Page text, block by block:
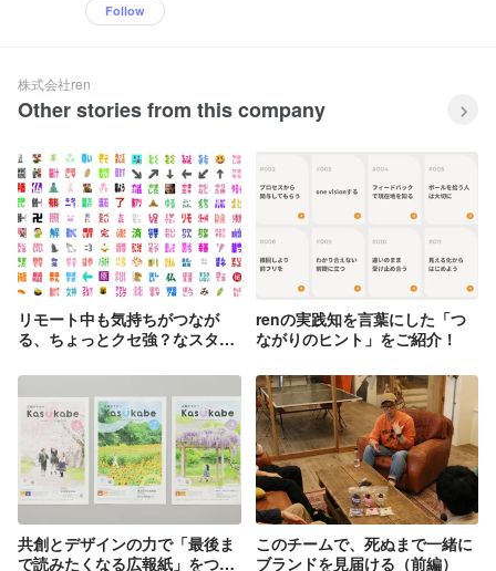
Follow
株式会社ren
Other stories from this company
リモート中も気持ちがつなが
る、ちょっとクセ強？なスタン
renの実践知を言葉にした「つ
ながりのヒント」をご紹介！
共創とデザインの力で「最後ま
で読みたくなる広報紙」をつく
このチームで、死ぬまで一緒に
ブランドを見届ける（前編）